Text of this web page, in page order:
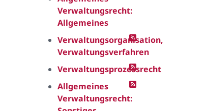
Verwaltungsrecht:
Allgemeines
Verwaltungsorganisation,
Verwaltungsverfahren
Verwaltungsprozessrecht
Allgemeines
Verwaltungsrecht: